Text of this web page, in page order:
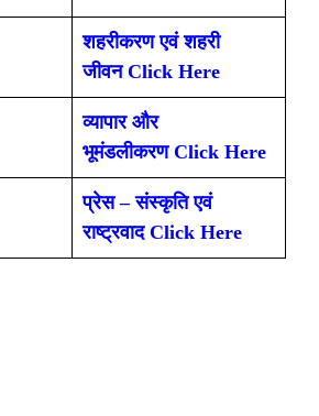
शहरीकरण एवं शहरी
जीवन Click Here
व्यापार और
भूमंडलीकरण Click Here
प्रेस – संस्कृति एवं
राष्ट्रवाद Click Here